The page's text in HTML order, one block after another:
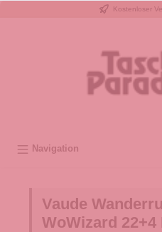
Kostenloser
Navigation
Vaude
WoWizard 22+4